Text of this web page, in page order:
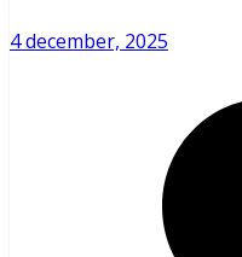
4 december, 2025